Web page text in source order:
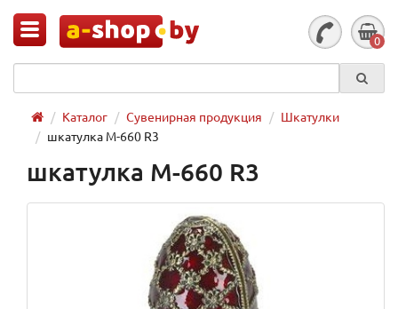
0
Каталог Сувенирная продукция
Шкатулки
шкатулка M-660 R3
шкатулка M-660 R3